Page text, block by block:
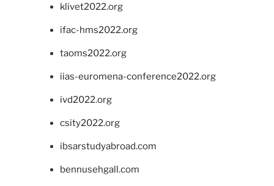
klivet2022.org
ifac-hms2022.org
taoms2022.org
iias-euromena-conference2022.org
ivd2022.org
csity2022.org
ibsarstudyabroad.com
bennusehgall.com